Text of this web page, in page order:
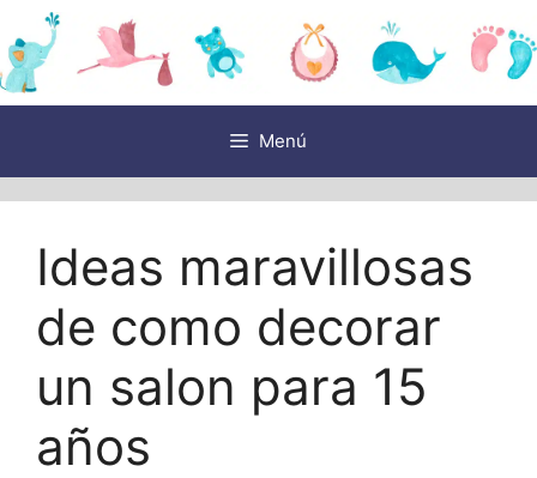
Saltar
al
contenido
Menú
Ideas maravillosas
de como decorar
un salon para 15
años